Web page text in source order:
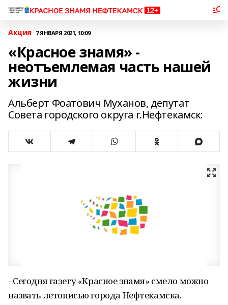
Акция 7 ЯНВАРЯ 2021, 10:09
«Красное знамя» -
неотъемлемая часть нашей
жизни
Альберт Фоатович Муханов, депутат
Совета городского округа г.Нефтекамск:
- Сегодня газету «Красное знамя» смело можно
назвать летописью города Нефтекамска.